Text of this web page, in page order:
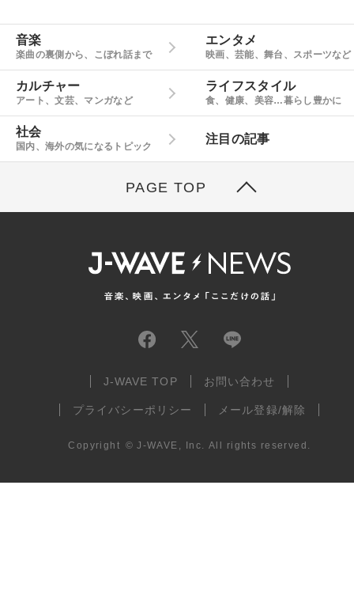
音楽
楽曲の裏側から、こぼれ話まで
エンタメ
映画、芸能、舞台、スポーツなど
カルチャー
アート、文芸、マンガなど
ライフスタイル
食、健康、美容…暮らし豊かに
社会
国内、海外の気になるトピック
注目の記事
PAGE TOP
J-WAVE TOP お問い合わせ
プライバシーポリシー メール登録/解除
Copyright © J-WAVE, Inc. All rights reserved.